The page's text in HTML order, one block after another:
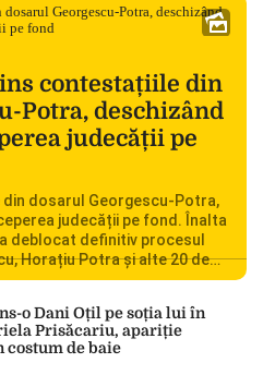
contestațiile din
Potra, deschizând
judecății pe
din dosarul Georgescu-Potra,
judecății pe fond. Înalta
deblocat definitiv procesul
Horațiu Potra și alte 20 de
îndreptate împotriva
din camera preliminară,
au […]
o Dani Oțil pe soția lui în
Prisăcariu, apariție
de baie